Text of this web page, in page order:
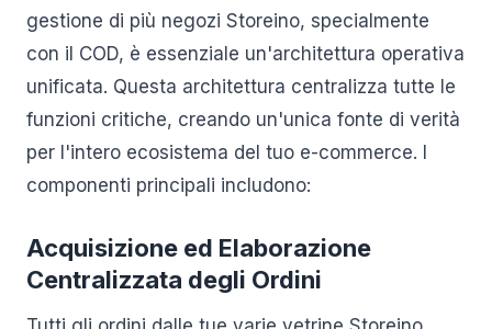
gestione di più negozi Storeino, specialmente
con il COD, è essenziale un'architettura operativa
unificata. Questa architettura centralizza tutte le
funzioni critiche, creando un'unica fonte di verità
per l'intero ecosistema del tuo e-commerce. I
componenti principali includono:
Acquisizione ed Elaborazione
Centralizzata degli Ordini